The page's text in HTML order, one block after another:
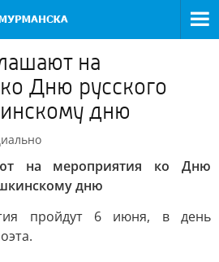
на
Дню русского
дню
на мероприятия ко Дню
дню
пройдут 6 июня, в день